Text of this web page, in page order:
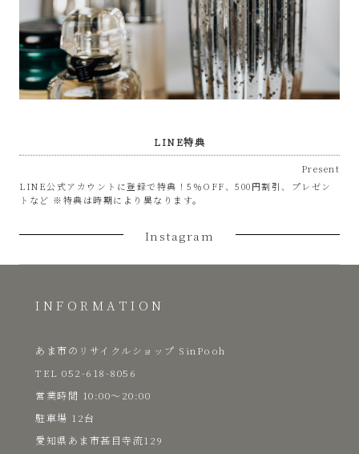
LINE特典
Present
LINE公式アカウントに登録で特典！5％OFF、500円割引、プレゼン
トなど ※特典は時期により異なります。
Instagram
INFORMATION
あま市のリサイクルショップ SinPooh
TEL 052-618-8056
​営業時間 10:00～20:00
駐車場 12台
愛知県あま市甚目寺流129